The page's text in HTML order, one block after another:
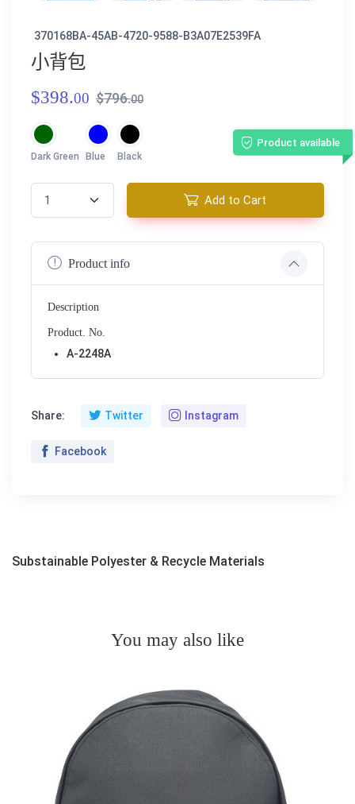
370168BA-45AB-4720-9588-B3A07E2539FA
小背包
$398.00 $796.00
Dark Green Blue Black
Product available
Add to Cart
Product info
Description
Product. No.
A-2248A
Share: Twitter Instagram
Facebook
Substainable Polyester & Recycle Materials
You may also like